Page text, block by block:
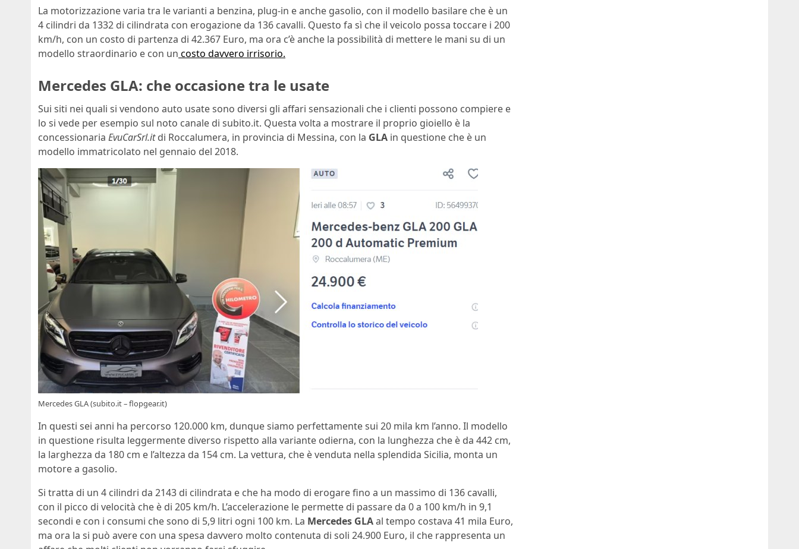
La motorizzazione varia tra le varianti a benzina, plug-in e anche gasolio, con il modello basilare che è un
4 cilindri da 1332 di cilindrata con erogazione da 136 cavalli. Questo fa sì che il veicolo possa toccare i 200
km/h, con un costo di partenza di 42.367 Euro, ma ora c’è anche la possibilità di mettere le mani su di un
modello straordinario e con un costo davvero irrisorio.
Mercedes GLA: che occasione tra le usate
Sui siti nei quali si vendono auto usate sono diversi gli affari sensazionali che i clienti possono compiere e
lo si vede per esempio sul noto canale di subito.it. Questa volta a mostrare il proprio gioiello è la
concessionaria EvuCarSrl.itdi Roccalumera, in provincia di Messina, con la GLA in questione che è un
modello immatricolato nel gennaio del 2018.
Mercedes GLA (subito.it – flopgear.it)
In questi sei anni ha percorso 120.000 km, dunque siamo perfettamente sui 20 mila km l’anno. Il modello
in questione risulta leggermente diverso rispetto alla variante odierna, con la lunghezza che è da 442 cm,
la larghezza da 180 cm e l’altezza da 154 cm. La vettura, che è venduta nella splendida Sicilia, monta un
motore a gasolio.
Si tratta di un 4 cilindri da 2143 di cilindrata e che ha modo di erogare fino a un massimo di 136 cavalli,
con il picco di velocità che è di 205 km/h. L’accelerazione le permette di passare da 0 a 100 km/h in 9,1
secondi e con i consumi che sono di 5,9 litri ogni 100 km. La Mercedes GLAal tempo costava 41 mila Euro,
ma ora la si può avere con una spesa davvero molto contenuta di soli 24.900 Euro, il che rappresenta un